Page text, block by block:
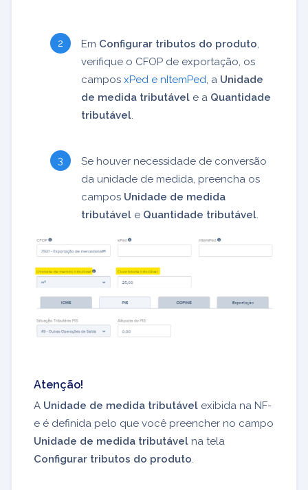
Em Configurar tributos do produto,
verifique o CFOP de exportação, os
campos xPed e nItemPed, a Unidade
de medida tributável e a Quantidade
tributável.
Se houver necessidade de conversão
da unidade de medida, preencha os
campos Unidade de medida
tributável e Quantidade tributável.
Atenção!
A Unidade de medida tributável exibida na NF-
e é definida pelo que você preencher no campo
Unidade de medida tributável na tela
Configurar tributos do produto